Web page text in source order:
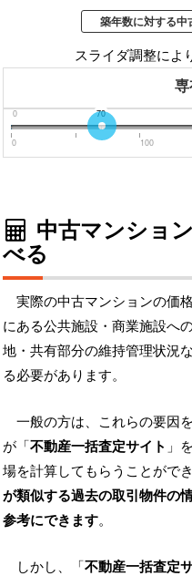
築年数に対する中
スライダ調整によ
0 70
0 100
中古マンショ
べる
実際の中古マンションの価
にある公共施設・商業施設へ
地・共有部分の維持管理状況
る必要があります。
一般の方は、これらの要因
が「不動産一括査定サイト 」
場を計算してもらうことがで
が類似する過去の取引物件の
参考にできます。
しかし、「不動産一括査定